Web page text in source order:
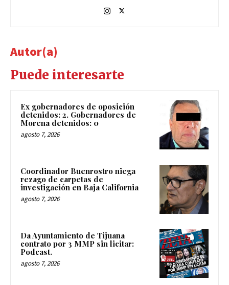
Autor(a)
Puede interesarte
Ex gobernadores de oposición
detenidos: 2. Gobernadores de
Morena detenidos: 0
agosto 7, 2026
Coordinador Buenrostro niega
rezago de carpetas de
investigación en Baja California
agosto 7, 2026
Da Ayuntamiento de Tijuana
contrato por 3 MMP sin licitar:
Podcast.
agosto 7, 2026